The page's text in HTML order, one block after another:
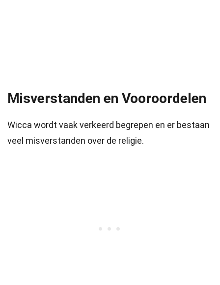
Misverstanden en Vooroordelen
Wicca wordt vaak verkeerd begrepen en er bestaan
veel misverstanden over de religie.